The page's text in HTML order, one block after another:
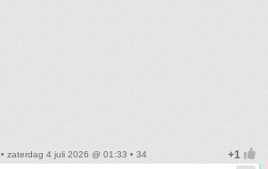
• zaterdag 4 juli 2026 @ 01:33 • 34